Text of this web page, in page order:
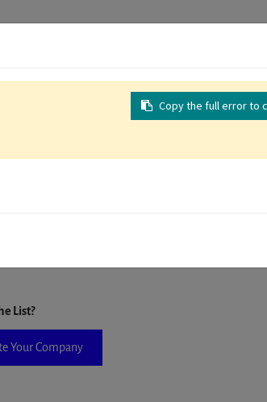
the form. If you don't find your company in
List?
Your Company
Copy the full error to